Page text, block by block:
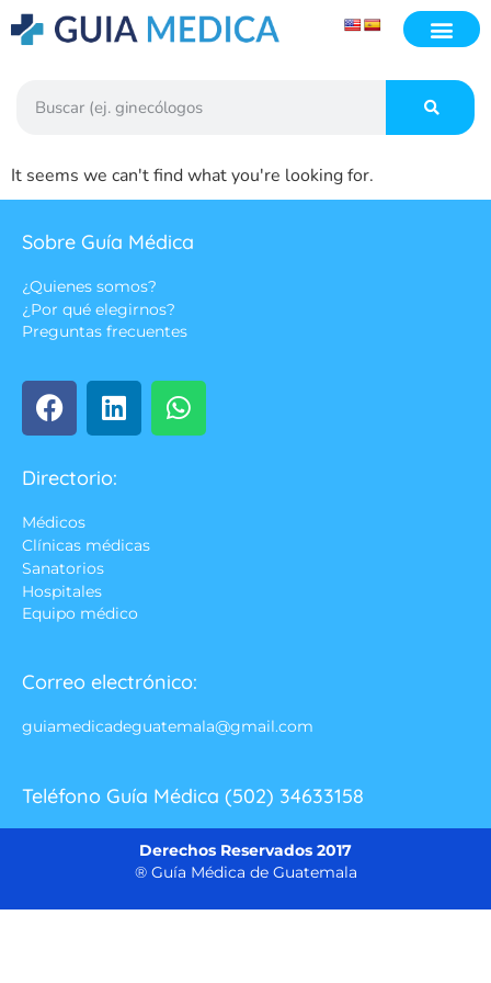
It seems we can't find what you're looking for.
Sobre Guía Médica
¿Quienes somos?
¿Por qué elegirnos?
Preguntas frecuentes
Directorio:
Médicos
Clínicas médicas
Sanatorios
Hospitales
Equipo médico
Correo electrónico:
guiamedicadeguatemala@gmail.com
Teléfono Guía Médica (502) 34633158
Derechos Reservados 2017
® Guía Médica de Guatemala